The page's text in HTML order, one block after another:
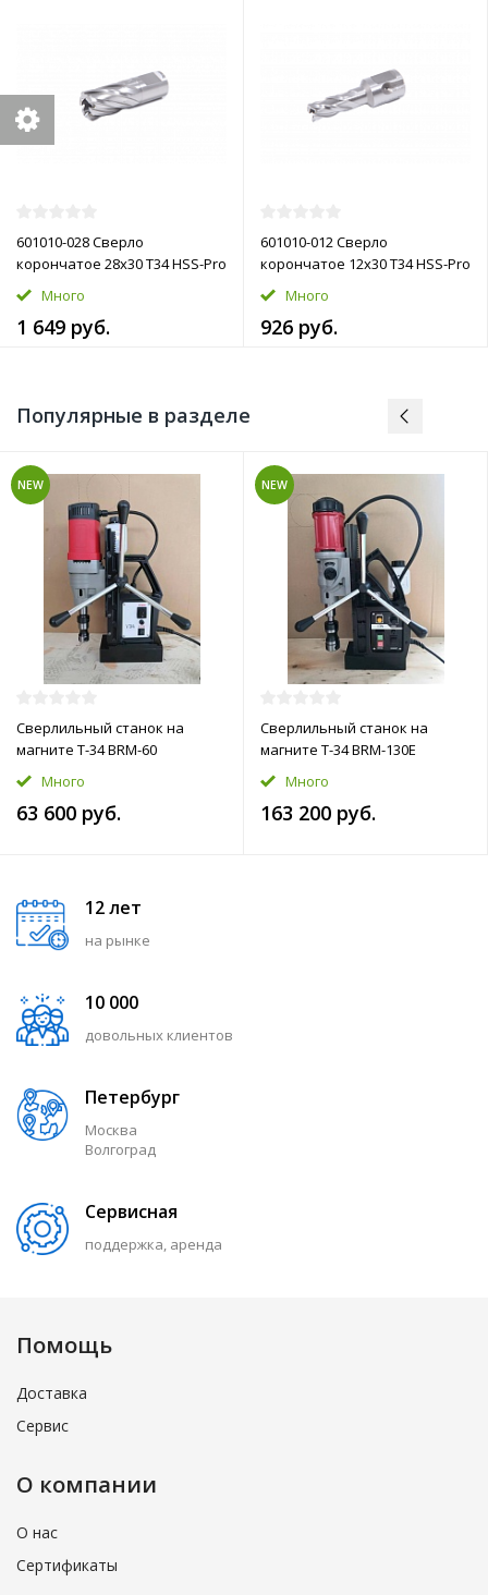
601010-028 Сверло
корончатое 28х30 T34 HSS-Pro
Много
1 649 руб.
601010-012 Сверло
корончатое 12х30 T34 HSS-Pro
Много
926 руб.
Популярные в разделе
NEW
Сверлильный станок на
магните T-34 BRM-60
Много
63 600 руб.
NEW
Сверлильный станок на
магните T-34 BRM-130E
Много
163 200 руб.
12 лет
на рынке
10 000
довольных клиентов
Петербург
Москва
Волгоград
Сервисная
поддержка, аренда
Помощь
Доставка
Сервис
О компании
О нас
Сертификаты